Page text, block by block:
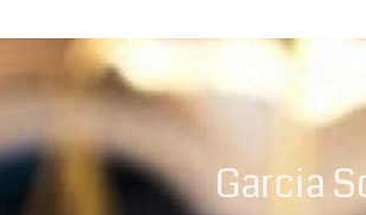
Garcia